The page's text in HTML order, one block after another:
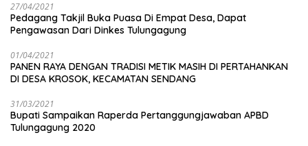
27/04/2021
Pedagang Takjil Buka Puasa Di Empat Desa, Dapat
Pengawasan Dari Dinkes Tulungagung
01/04/2021
PANEN RAYA DENGAN TRADISI METIK MASIH DI PERTAHANKAN
DI DESA KROSOK, KECAMATAN SENDANG
31/03/2021
Bupati Sampaikan Raperda Pertanggungjawaban APBD
Tulungagung 2020